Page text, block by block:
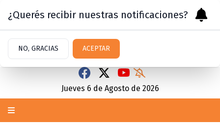
Jueves 6 de Agosto de 2026
¿Querés recibir nuestras notificaciones?
NO, GRACIAS ACEPTAR